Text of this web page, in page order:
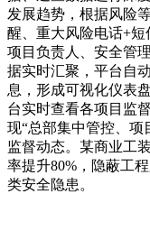
发展趋势，根据风险
醒、重大风险电话+短
项目负责人、安全管
据实时汇聚，平台自
息，形成可视化仪表
台实时查看各项目监
现“总部集中管控、项
监督动态。某商业工
率提升80%，隐蔽工
类安全隐患。